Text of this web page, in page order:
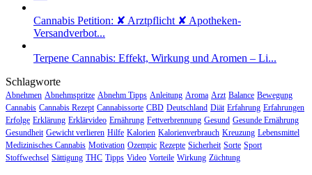
Cannabis Petition: ✘ Arztpflicht ✘ Apotheken-
Versandverbot...
Terpene Cannabis: Effekt, Wirkung und Aromen – Li...
Schlagworte
Abnehmen Abnehmspritze Abnehm Tipps Anleitung Aroma Arzt Balance Bewegung
Cannabis Cannabis Rezept Cannabissorte CBD Deutschland Diät Erfahrung Erfahrungen
Erfolge Erklärung Erklärvideo Ernährung Fettverbrennung Gesund Gesunde Ernährung
Gesundheit Gewicht verlieren Hilfe Kalorien Kalorienverbrauch Kreuzung Lebensmittel
Medizinisches Cannabis Motivation Ozempic Rezepte Sicherheit Sorte Sport
Stoffwechsel Sättigung THC Tipps Video Vorteile Wirkung Züchtung